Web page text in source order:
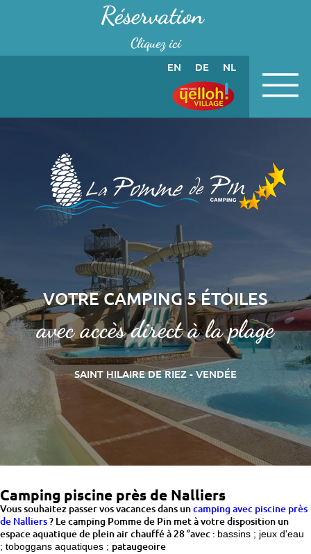
Panneau de gestion des cookiesRéservation
Cliquez ici
EN DE NL
VOTRE CAMPING 5 ÉTOILES
avec accès direct à la plage
SAINT HILAIRE DE RIEZ - VENDÉE
Camping piscine près de Nalliers
Vous souhaitez passer vos vacances dans uncamping avec piscine près
de Nalliers? Le camping Pomme de Pin met à votre disposition un
espace aquatique de plein air chauffé à 28 °avec : bassins ; jeux d'eau
; toboggans aquatiques ; pataugeoire